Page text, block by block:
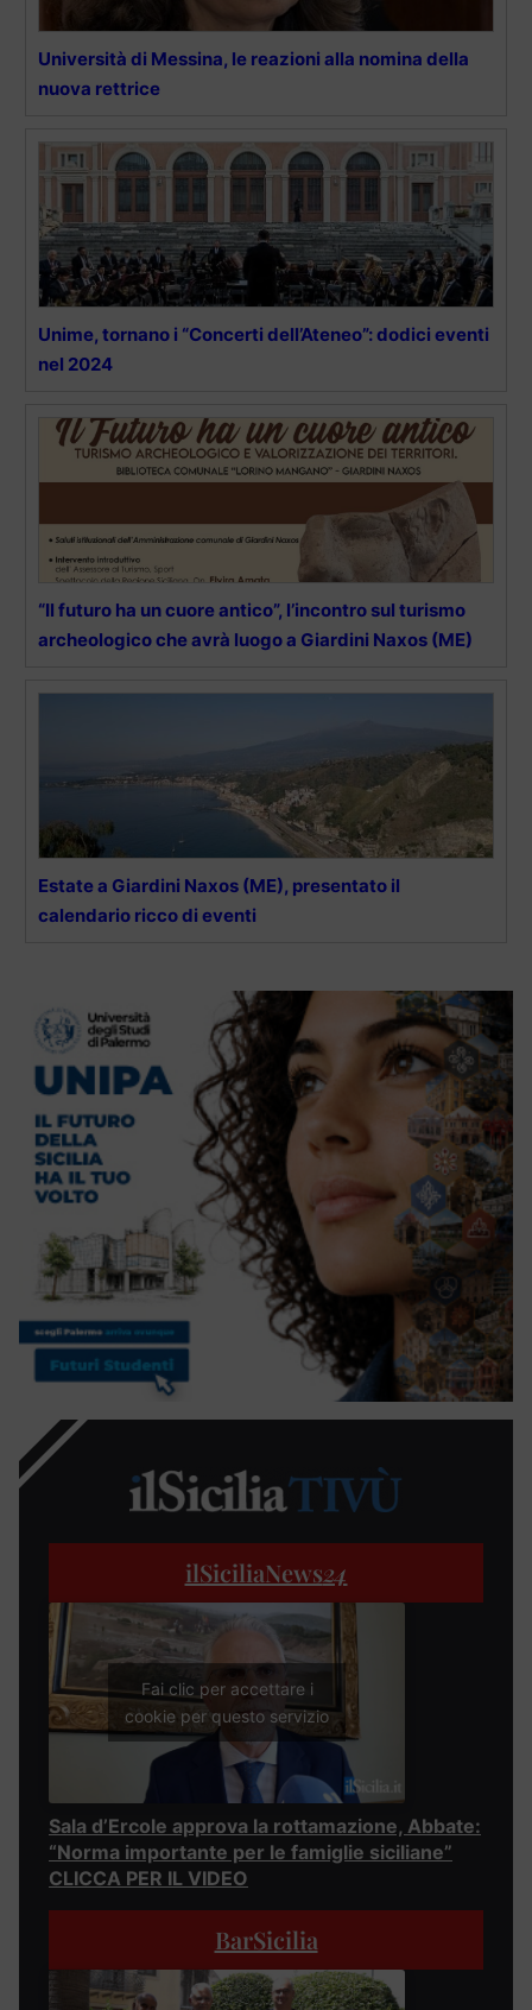
Università di Messina, le reazioni alla nomina della
nuova rettrice
Unime, tornano i “Concerti dell’Ateneo”: dodici eventi
nel 2024
“Il futuro ha un cuore antico”, l’incontro sul turismo
archeologico che avrà luogo a Giardini Naxos (ME)
Estate a Giardini Naxos (ME), presentato il
calendario ricco di eventi
ilSiciliaNews24
Fai clic per accettare i
cookie per questo servizio
Sala d’Ercole approva la rottamazione, Abbate:
“Norma importante per le famiglie siciliane”
CLICCA PER IL VIDEO
BarSicilia